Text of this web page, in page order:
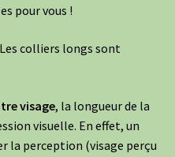
pour vous !
colliers longs sont
visage, la longueur de la
visuelle. En effet, un
la perception (visage perçu